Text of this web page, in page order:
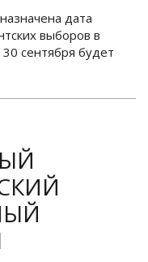
дата
выборов в
сентября будет